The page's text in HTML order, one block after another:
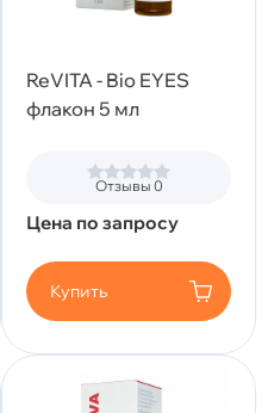
ReVITA - Bio EYES
флакон 5 мл
Отзывы 0
Цена по запросу
Купить